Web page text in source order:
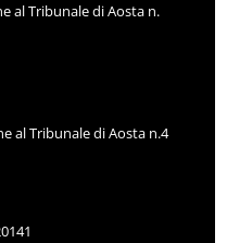
al Tribunale di Aosta n.
al Tribunale di Aosta n.4